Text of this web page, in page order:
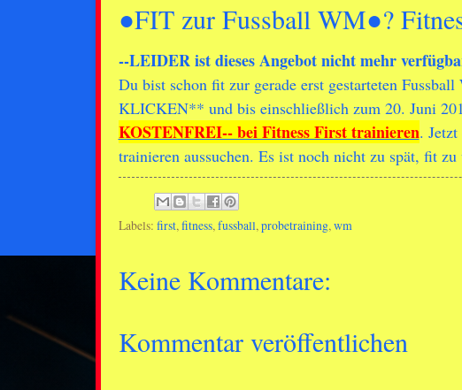
●FIT zur Fussball WM●?
--LEIDER ist dieses Angebot nicht mehr
Du bist schon fit zur gerade erst gestarteten
KLICKEN** und bis einschließlich zum 20. Juni
KOSTENFREI-- bei Fitness First trainieren.
trainieren aussuchen. Es ist noch nicht zu spät, fit
Labels: first, fitness, fussball, probetraining, wm
Keine Kommentare:
Kommentar veröffentlichen